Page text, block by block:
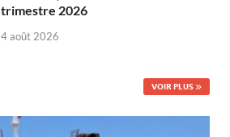
trimestre 2026
4 août 2026
VOIR PLUS